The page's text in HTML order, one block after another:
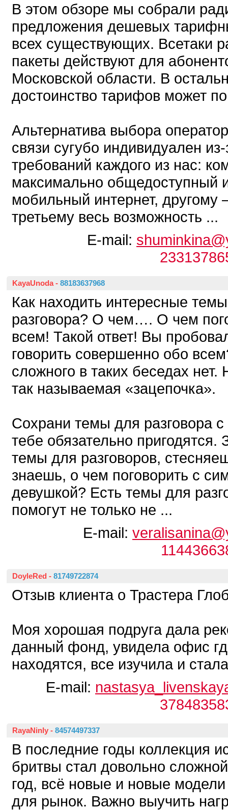
В этом обзоре мы собрали
предложения дешевых
всех существующих. Всетаки
пакеты действуют для
Московской области. В
достоинство тарифов может
Альтернатива выбора
связи сугубо индивидуален
требований каждого из нас:
максимально общедоступный
мобильный интернет,
третьему весь возможность ...
E-mail:
KayaUnoda- 88183637968
Как находить интересные
разговора? О чем…. О чем
всем! Такой ответ! Вы
говорить совершенно обо
сложного в таких беседах
так называемая «зацепочка».
Сохрани темы для разговора
тебе обязательно пригодятся.
темы для разговоров,
знаешь, о чем поговорить с
девушкой? Есть темы для
помогут не только не ...
E-mail:
DoyleRed - 81749722874
Отзыв клиента о Трастера
Моя хорошая подруга дала
данный фонд, увидела офис
находятся, все изучила и
E-mail:
RayaNinly - 84574497337
В последние годы коллекция
бритвы стал довольно
год, всё новые и новые
для рынок. Важно выучить